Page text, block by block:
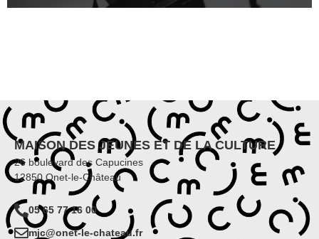
MAISON DES JEUNES ET DE LA CULTURE
26 boulevard des Capucines
12850 Onet-le-Château
05 65 77 16 00
mjc@onet-le-chateau.fr